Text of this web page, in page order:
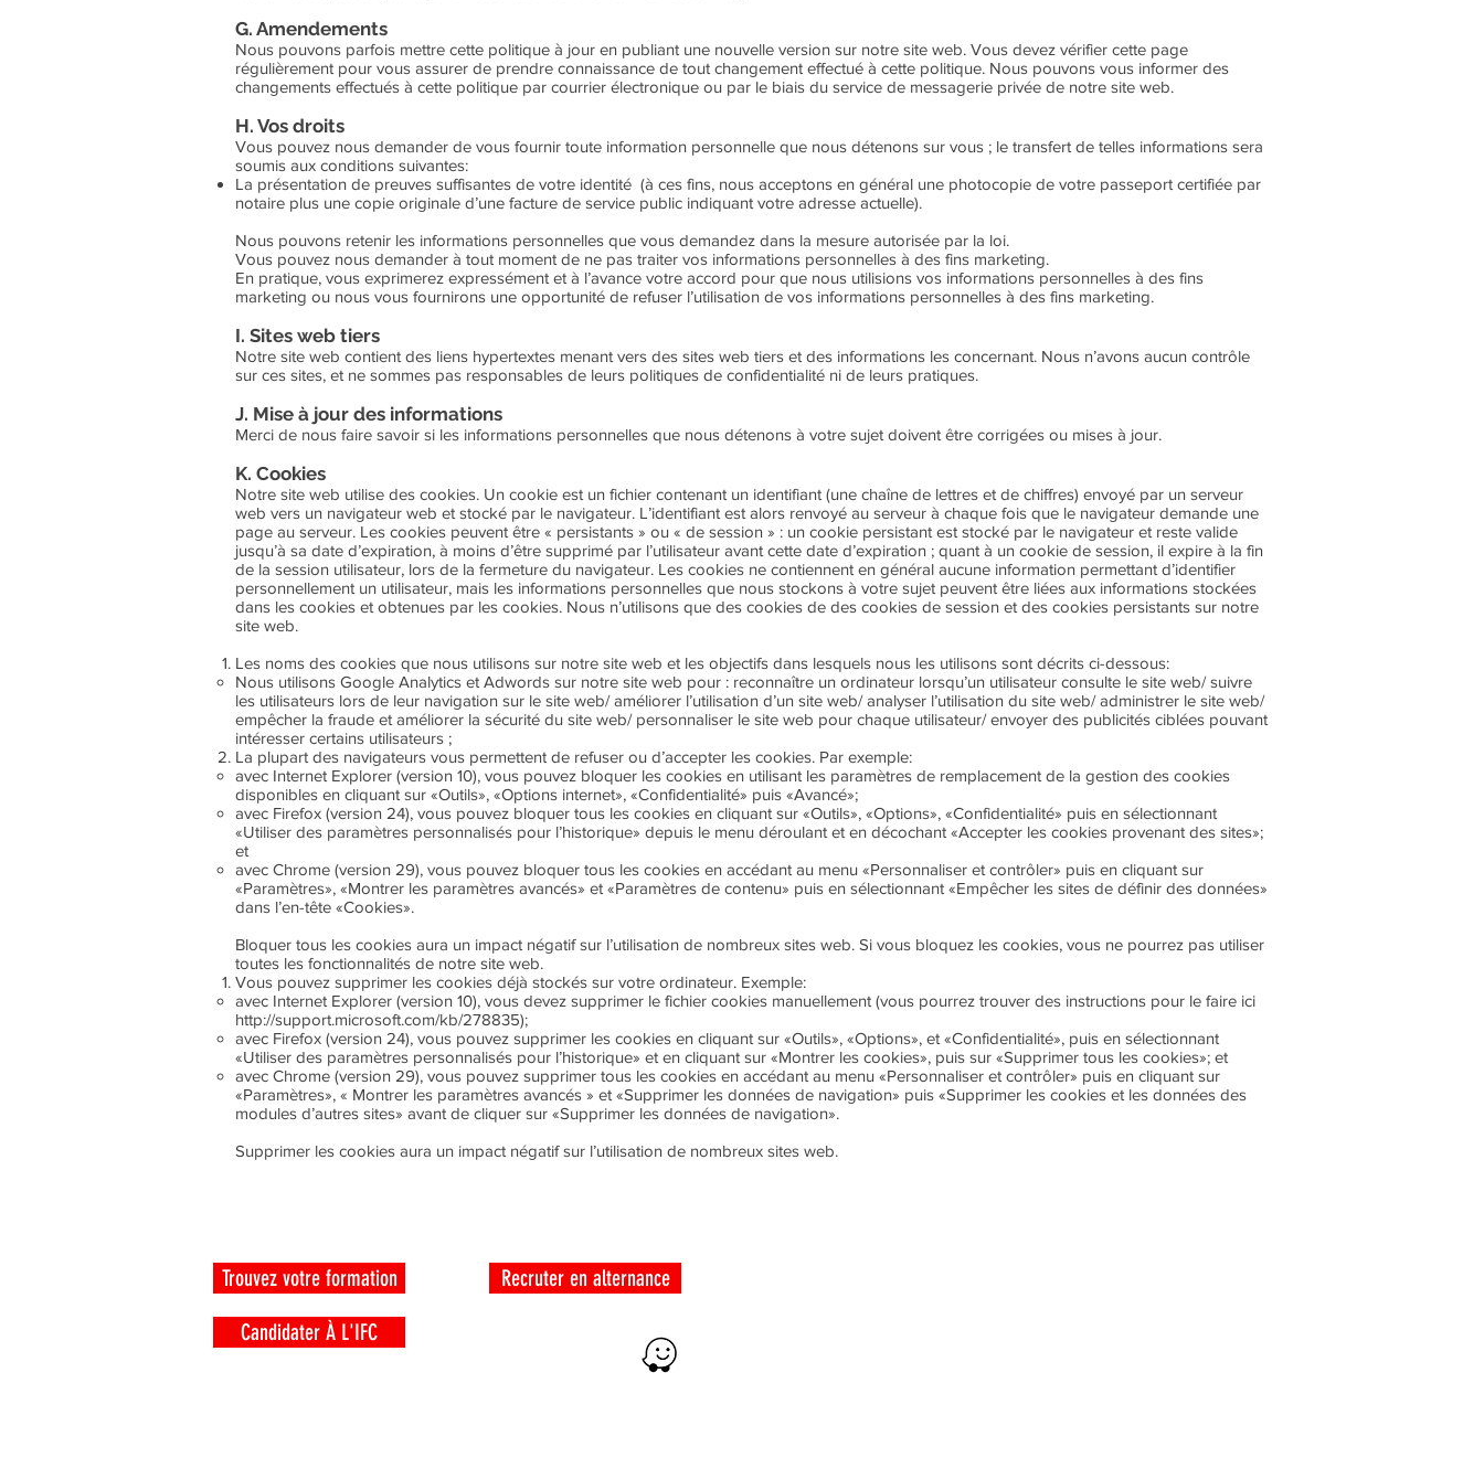
G. Amendements
Nous pouvons parfois mettre cette politique à jour en publiant une nouvelle version sur notre site web. Vous devez vérifier cette page
régulièrement pour vous assurer de prendre connaissance de tout changement effectué à cette politique. Nous pouvons vous informer des
changements effectués à cette politique par courrier électronique ou par le biais du service de messagerie privée de notre site web.
H. Vos droits
Vous pouvez nous demander de vous fournir toute information personnelle que nous détenons sur vous ; le transfert de telles informations sera
soumis aux conditions suivantes:
La présentation de preuves suffisantes de votre identité (à ces fins, nous acceptons en général une photocopie de votre passeport certifiée par
notaire plus une copie originale d’une facture de service public indiquant votre adresse actuelle).
Nous pouvons retenir les informations personnelles que vous demandez dans la mesure autorisée par la loi.
Vous pouvez nous demander à tout moment de ne pas traiter vos informations personnelles à des fins marketing.
En pratique, vous exprimerez expressément et à l’avance votre accord pour que nous utilisions vos informations personnelles à des fins
marketing ou nous vous fournirons une opportunité de refuser l’utilisation de vos informations personnelles à des fins marketing.
I. Sites web tiers
Notre site web contient des liens hypertextes menant vers des sites web tiers et des informations les concernant. Nous n’avons aucun contrôle
sur ces sites, et ne sommes pas responsables de leurs politiques de confidentialité ni de leurs pratiques.
J. Mise à jour des informations
Merci de nous faire savoir si les informations personnelles que nous détenons à votre sujet doivent être corrigées ou mises à jour.
K. Cookies
Notre site web utilise des cookies. Un cookie est un fichier contenant un identifiant (une chaîne de lettres et de chiffres) envoyé par un serveur
web vers un navigateur web et stocké par le navigateur. L’identifiant est alors renvoyé au serveur à chaque fois que le navigateur demande une
page au serveur. Les cookies peuvent être « persistants » ou « de session » : un cookie persistant est stocké par le navigateur et reste valide
jusqu’à sa date d’expiration, à moins d’être supprimé par l’utilisateur avant cette date d’expiration ; quant à un cookie de session, il expire à la fin
de la session utilisateur, lors de la fermeture du navigateur. Les cookies ne contiennent en général aucune information permettant d’identifier
personnellement un utilisateur, mais les informations personnelles que nous stockons à votre sujet peuvent être liées aux informations stockées
dans les cookies et obtenues par les cookies. Nous n’utilisons que des cookies de des cookies de session et des cookies persistants sur notre
site web.
Les noms des cookies que nous utilisons sur notre site web et les objectifs dans lesquels nous les utilisons sont décrits ci-dessous:
Nous utilisons Google Analytics et Adwords sur notre site web pour : reconnaître un ordinateur lorsqu’un utilisateur consulte le site web/ suivre
les utilisateurs lors de leur navigation sur le site web/ améliorer l’utilisation d’un site web/ analyser l’utilisation du site web/ administrer le site web/
empêcher la fraude et améliorer la sécurité du site web/ personnaliser le site web pour chaque utilisateur/ envoyer des publicités ciblées pouvant
intéresser certains utilisateurs ;
La plupart des navigateurs vous permettent de refuser ou d’accepter les cookies. Par exemple:
avec Internet Explorer (version 10), vous pouvez bloquer les cookies en utilisant les paramètres de remplacement de la gestion des cookies
disponibles en cliquant sur «Outils», «Options internet», «Confidentialité» puis «Avancé»;
avec Firefox (version 24), vous pouvez bloquer tous les cookies en cliquant sur «Outils», «Options», «Confidentialité» puis en sélectionnant
«Utiliser des paramètres personnalisés pour l’historique» depuis le menu déroulant et en décochant «Accepter les cookies provenant des sites»;
et
avec Chrome (version 29), vous pouvez bloquer tous les cookies en accédant au menu «Personnaliser et contrôler» puis en cliquant sur
«Paramètres», «Montrer les paramètres avancés» et «Paramètres de contenu» puis en sélectionnant «Empêcher les sites de définir des données»
dans l’en-tête «Cookies».
Bloquer tous les cookies aura un impact négatif sur l’utilisation de nombreux sites web. Si vous bloquez les cookies, vous ne pourrez pas utiliser
toutes les fonctionnalités de notre site web.
Vous pouvez supprimer les cookies déjà stockés sur votre ordinateur. Exemple:
avec Internet Explorer (version 10), vous devez supprimer le fichier cookies manuellement (vous pourrez trouver des instructions pour le faire ici
http://support.microsoft.com/kb/278835);
avec Firefox (version 24), vous pouvez supprimer les cookies en cliquant sur «Outils», «Options», et «Confidentialité», puis en sélectionnant
«Utiliser des paramètres personnalisés pour l’historique» et en cliquant sur «Montrer les cookies», puis sur «Supprimer tous les cookies»; et
avec Chrome (version 29), vous pouvez supprimer tous les cookies en accédant au menu «Personnaliser et contrôler» puis en cliquant sur
«Paramètres», « Montrer les paramètres avancés » et «Supprimer les données de navigation» puis «Supprimer les cookies et les données des
modules d’autres sites» avant de cliquer sur «Supprimer les données de navigation».
Supprimer les cookies aura un impact négatif sur l’utilisation de nombreux sites web.
Trouvez votre formation
Candidater À L'IFC
Recruter en alternance